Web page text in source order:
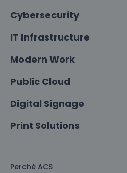
Cybersecurity
IT Infrastructure
Modern Work
Public Cloud
Digital Signage
Print Solutions
Perché ACS